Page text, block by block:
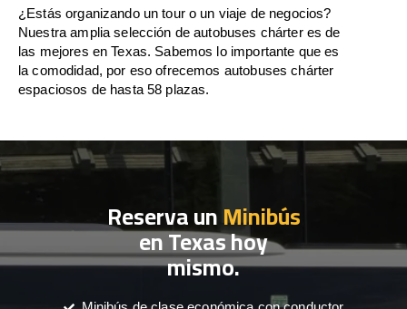
¿Estás organizando un tour o un viaje de negocios?
Nuestra amplia selección de autobuses chárter es de
las mejores en Texas. Sabemos lo importante que es
la comodidad, por eso ofrecemos autobuses chárter
espaciosos de hasta 58 plazas.
Reserva unMinibús
en Texas hoy
mismo.